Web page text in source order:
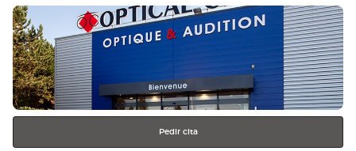
-
Pulse
ENTER
para
obtener
más
información
Pedir cita